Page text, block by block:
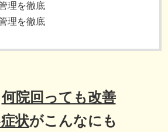
理を徹底
理を徹底
何院回っても改善
状がこんなにも